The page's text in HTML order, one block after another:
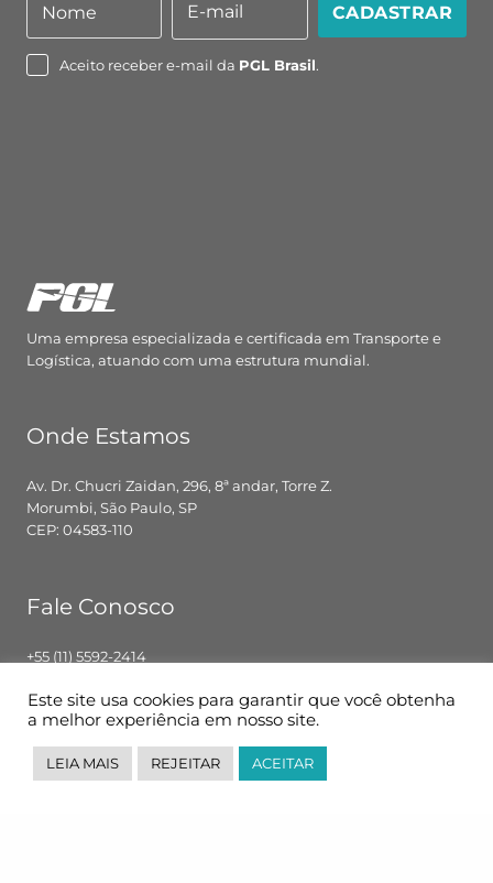
Nome
Nome
mail
E-mail CADASTRAR
Aceito receber e-mail da PGL Brasil.
Uma empresa especializada e certificada em Transporte e
Logística, atuando com uma estrutura mundial.
Onde Estamos
Av. Dr. Chucri Zaidan, 296, 8ª andar, Torre Z.
Morumbi, São Paulo, SP
CEP: 04583-110
Fale Conosco
+55 (11) 5592-2414
Segunda – Sexta: 8h00 – 18h00
Siga-nos
Este site usa cookies para garantir que você obtenha
a melhor experiência em nosso site.
LEIA MAIS REJEITAR ACEITAR